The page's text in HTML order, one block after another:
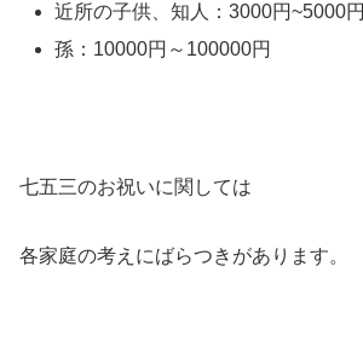
近所の子供、知人：3000円~5000円
孫：10000円～100000円
七五三のお祝いに関しては
各家庭の考えにばらつきがあります。